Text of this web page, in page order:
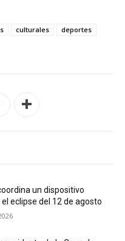
culturales
deportes
un dispositivo
eclipse del 12 de agosto